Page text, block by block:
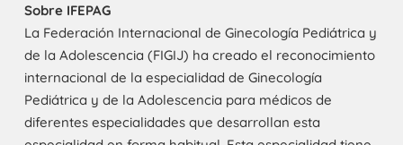
Sobre IFEPAG
La Federación Internacional de Ginecología Pediátrica y
de la Adolescencia (FIGIJ) ha creado el reconocimiento
internacional de la especialidad de Ginecología
Pediátrica y de la Adolescencia para médicos de
diferentes especialidades que desarrollan esta